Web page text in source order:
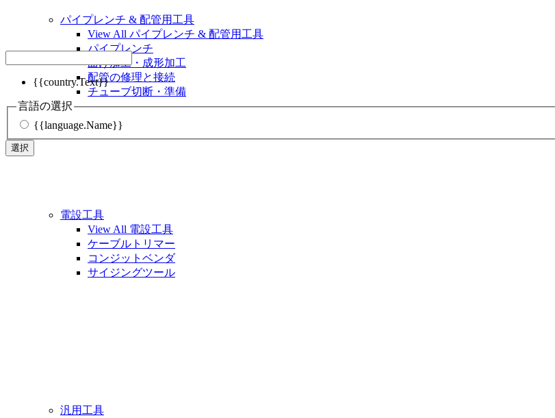
{{country.Text}}
言語の選択
{{language.Name}}
選択
パイプレンチ & 配管用工具
View All パイプレンチ & 配管用工具
パイプレンチ
曲げ加工・成形加工
配管の修理と接続
チューブ切断・準備
電設工具
View All 電設工具
ケーブルトリマー
コンジットベンダ
サイジングツール
汎用工具